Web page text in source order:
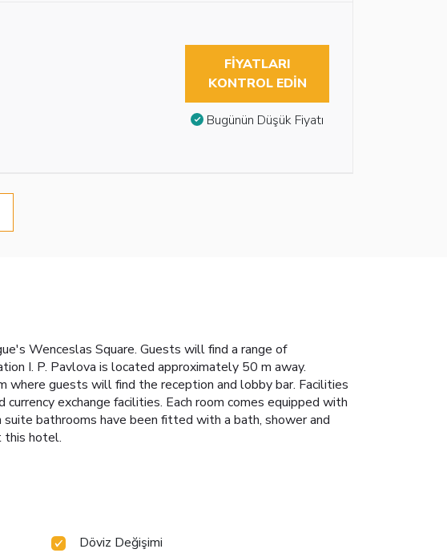
FIYATLARI
KONTROL EDIN
Bugünün Düşük Fiyatı
Wenceslas Square. Guests will find a range of
I. P. Pavlova is located approximately 50 m away.
where guests will find the reception and lobby bar. Facilities
exchange facilities. Each room comes equipped with
bathrooms have been fitted with a bath, shower and
this hotel.
Döviz Değişimi